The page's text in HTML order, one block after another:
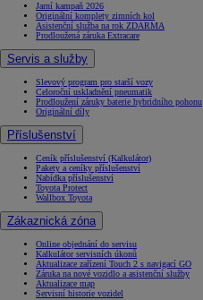
Jarní kampaň 2026
Originální komplety zimních kol
Asistenční služba na rok ZDARMA
Prodloužená záruka Extracare
Servis a služby
Slevový program pro starší vozy
Celoroční uskladnění pneumatik
Prodloužení záruky baterie hybridního pohonu
Originální díly
Příslušenství
Ceník příslušenství (Kalkulátor)
Pakety a ceníky příslušenství
Nabídka příslušenství
Toyota Protect
Wallbox Toyota
Zákaznická zóna
Online objednání do servisu
Kalkulátor servisních úkonů
Aktualizace zařízení Touch 2 s navigací GO
Záruka na nové vozidlo a asistenční služby
Aktualizace map
Servisní historie vozidel